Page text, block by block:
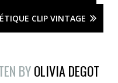
CLIP VINTAGE
BYOLIVIA DEGOT